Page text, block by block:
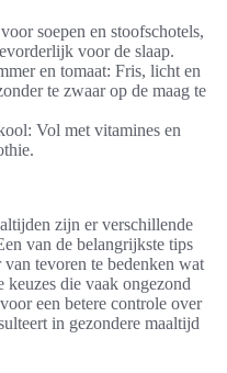
soepen en stoofschotels,
voor de slaap.
en tomaat: Fris, licht en
te zwaar op de maag te
Vol met vitamines en
zijn er verschillende
van de belangrijkste tips
tevoren te bedenken wat
keuzes die vaak ongezond
een betere controle over
in gezondere maaltijd